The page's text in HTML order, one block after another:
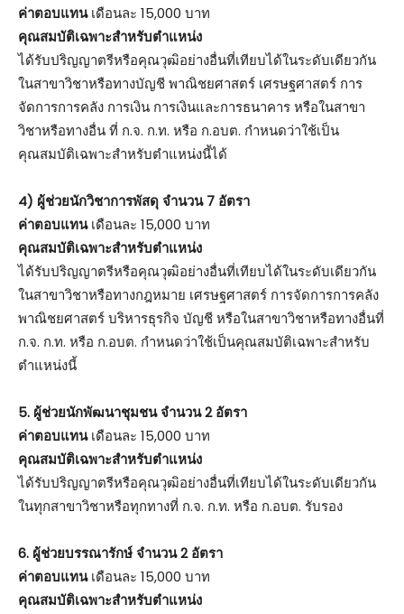
ค่าตอบแทนเดือนละ 15,000 บาท
คุณสมบัติเฉพาะสำหรับตำแหน่ง
ได้รับปริญญาตรีหรือคุณวุฒิอย่างอื่นที่เทียบได้ในระดับเดียวกัน
ในสาขาวิชาหรือทางบัญชี พาณิชยศาสตร์ เศรษฐศาสตร์ การ
จัดการการคลัง การเงิน การเงินและการธนาคาร หรือในสาขา
วิชาหรือทางอื่น ที่ ก.จ. ก.ท. หรือ ก.อบต. กำหนดว่าใช้เป็น
คุณสมบัติเฉพาะสำหรับตำแหน่งนี้ได้
4) ผู้ช่วยนักวิชาการพัสดุ จำนวน 7 อัตรา
ค่าตอบแทนเดือนละ 15,000 บาท
คุณสมบัติเฉพาะสำหรับตำแหน่ง
ได้รับปริญญาตรีหรือคุณวุฒิอย่างอื่นที่เทียบได้ในระดับเดียวกัน
ในสาขาวิชาหรือทางกฎหมาย เศรษฐศาสตร์ การจัดการการคลัง
พาณิชยศาสตร์ บริหารธุรกิจ บัญชี หรือในสาขาวิชาหรือทางอื่นที่
ก.จ. ก.ท. หรือ ก.อบต. กำหนดว่าใช้เป็นคุณสมบัติเฉพาะสำหรับ
ตำแหน่งนี้
5. ผู้ช่วยนักพัฒนาชุมชน จำนวน 2 อัตรา
ค่าตอบแทนเดือนละ 15,000 บาท
คุณสมบัติเฉพาะสำหรับตำแหน่ง
ได้รับปริญญาตรีหรือคุณวุฒิอย่างอื่นที่เทียบได้ในระดับเดียวกัน
ในทุกสาขาวิชาหรือทุกทางที่ ก.จ. ก.ท. หรือ ก.อบต. รับรอง
6. ผู้ช่วยบรรณารักษ์ จำนวน 2 อัตรา
ค่าตอบแทนเดือนละ 15,000 บาท
คุณสมบัติเฉพาะสำหรับตำแหน่ง